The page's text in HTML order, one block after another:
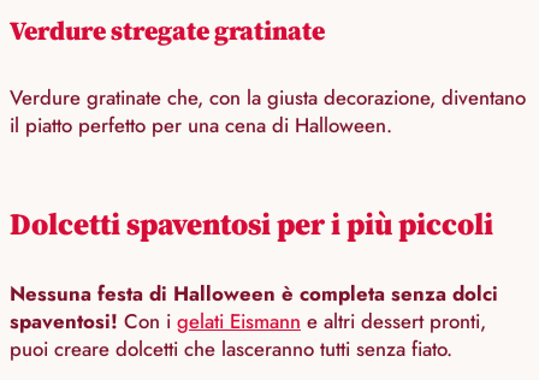
Verdure stregate gratinate
Verdure gratinate che, con la giusta decorazione, diventano
il piatto perfetto per una cena di Halloween.
Dolcetti spaventosi per i più piccoli
Nessuna festa di Halloween è completa senza dolci
spaventosi! Con i gelati Eismann e altri dessert pronti,
puoi creare dolcetti che lasceranno tutti senza fiato.